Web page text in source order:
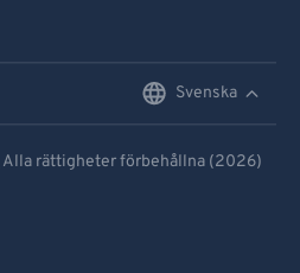
Svenska
Alla rättigheter förbehållna (2026)